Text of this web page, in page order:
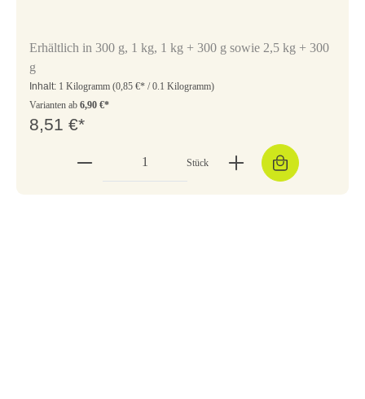
Erhältlich in 300 g, 1 kg, 1 kg + 300 g sowie 2,5 kg + 300
g
Inhalt: 1 Kilogramm (0,85 €* / 0.1 Kilogramm)
Varianten ab 6,90 €*
8,51 €*
Stück